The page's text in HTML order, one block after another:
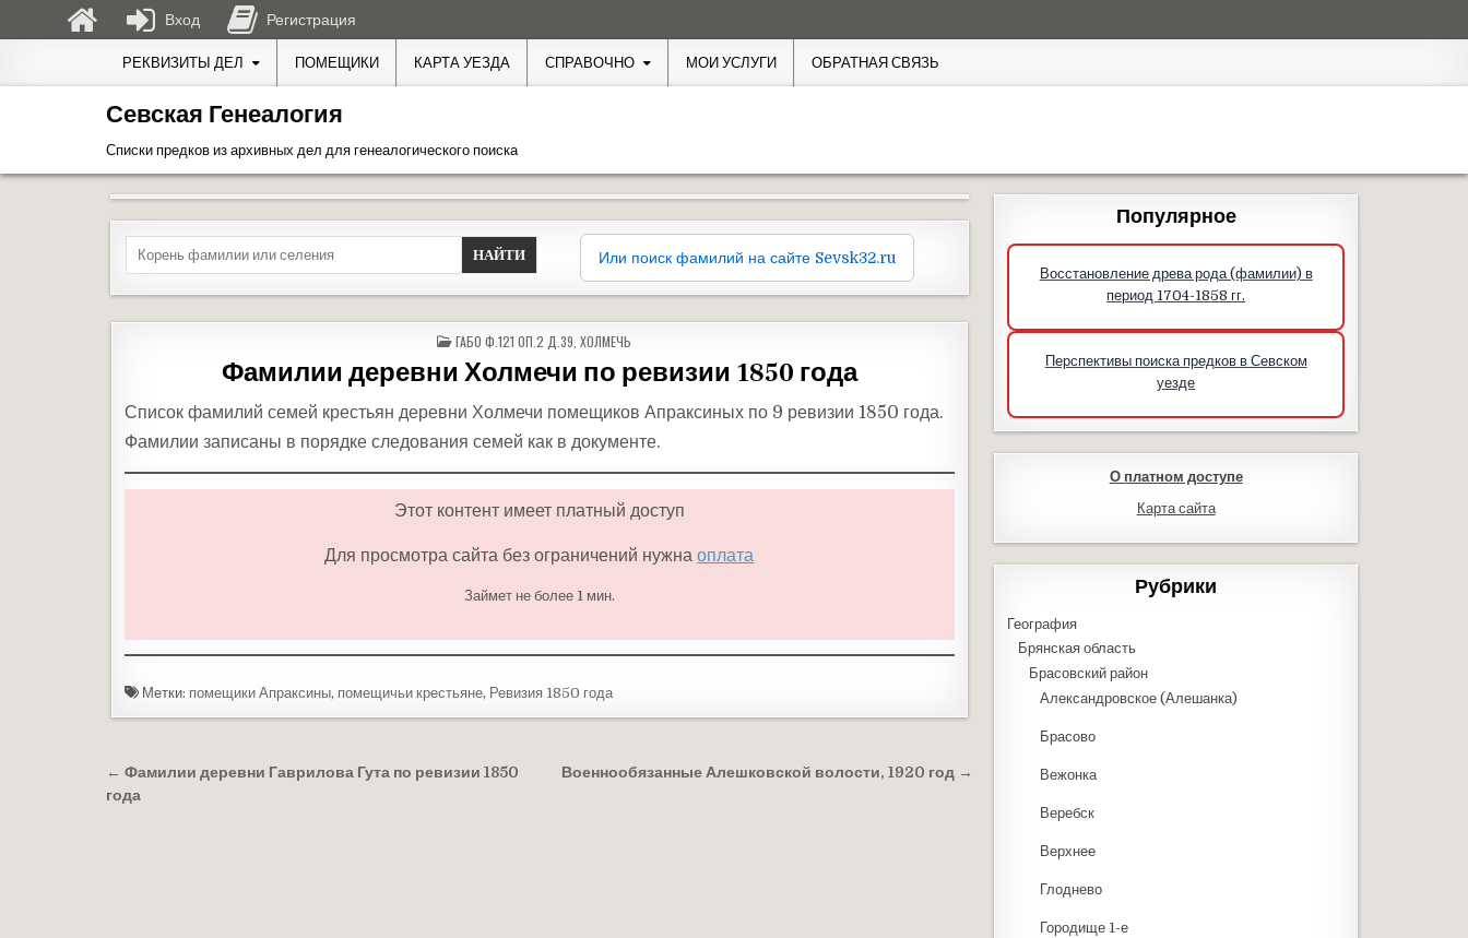
РЕКВИЗИТЫ ДЕЛ ПОМЕЩИКИ КАРТА УЕЗДА СПРАВОЧНО МОИ УСЛУГИ ОБРАТНАЯ СВЯЗЬ
Севская Генеалогия
Списки предков из архивных дел для генеалогического поиска
Search for:
Или поиск фамилий на сайте Sevsk32.ru
ОПУБЛИКОВАНО В
ГАБО Ф.121 ОП.2 Д.39 ХОЛМЕЧЬ
Фамилии деревни Холмечи по ревизии 1850 года
Список фамилий семей крестьян деревни Холмечи помещиков Апраксиных по 9 ревизии 1850 года.
Фамилии записаны в порядке следования семей как в документе.
Этот контент имеет платный доступ
Для просмотра сайта без ограничений нужнаоплата
Займет не более 1 мин.
Метки: помещики Апраксины, помещичьи крестьяне, Ревизия 1850 года
Навигация по записям Военнообязанные Алешковской волости, 1920 год →
← Фамилии деревни Гаврилова Гута по ревизии 1850
года
Популярное
Восстановление древа рода (фамилии) в
период 1704-1858 гг.
Перспективы поиска предков в Севском
уезде
О платном доступе
Карта сайта
Рубрики
География
Брянская область
Брасовский район
Александровское (Алешанка)
Брасово
Вежонка
Веребск
Верхнее
Глоднево
Городище 1-е
Вход Регистрация